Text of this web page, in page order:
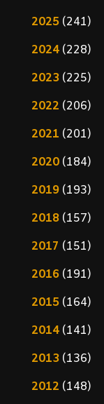
2025(241)
2024(228)
2023(225)
2022 (206)
2021 (201)
2020(184)
2019(193)
2018(157)
2017 (151)
2016(191)
2015(164)
2014(141)
2013(136)
2012 (148)